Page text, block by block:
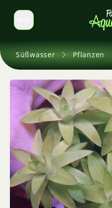
Sprache wechseln
Süßwasser Pflanzen